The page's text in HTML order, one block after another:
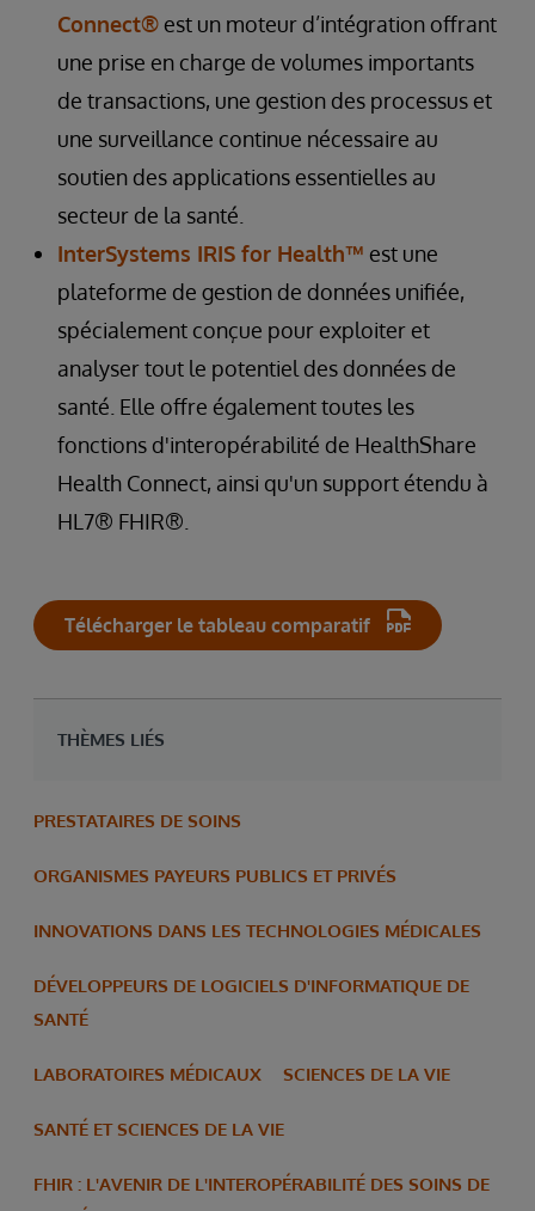
Connect® est un moteur d’intégration offrant
une prise en charge de volumes importants
de transactions, une gestion des processus et
une surveillance continue nécessaire au
soutien des applications essentielles au
secteur de la santé.
InterSystems IRIS for Health™ est une
plateforme de gestion de données unifiée,
spécialement conçue pour exploiter et
analyser tout le potentiel des données de
santé. Elle offre également toutes les
fonctions d'interopérabilité de HealthShare
Health Connect, ainsi qu'un support étendu à
HL7® FHIR®.
Télécharger le tableau comparatif
THÈMES LIÉS
PRESTATAIRES DE SOINS
ORGANISMES PAYEURS PUBLICS ET PRIVÉS
INNOVATIONS DANS LES TECHNOLOGIES MÉDICALES
DÉVELOPPEURS DE LOGICIELS D'INFORMATIQUE DE
SANTÉ
LABORATOIRES MÉDICAUX SCIENCES DE LA VIE
SANTÉ ET SCIENCES DE LA VIE
FHIR : L'AVENIR DE L'INTEROPÉRABILITÉ DES SOINS DE